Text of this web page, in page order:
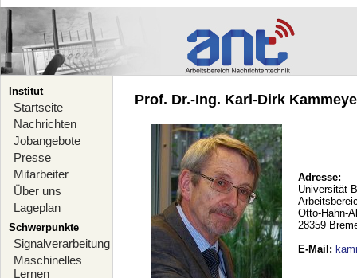
Institut
Startseite
Nachrichten
Jobangebote
Presse
Mitarbeiter
Über uns
Lageplan
Schwerpunkte
Signalverarbeitung
Maschinelles
Lernen
Prof. Dr.-Ing. Karl-Dirk
Adresse:
Universität
Otto-Hahn-
28359
E-Mail :